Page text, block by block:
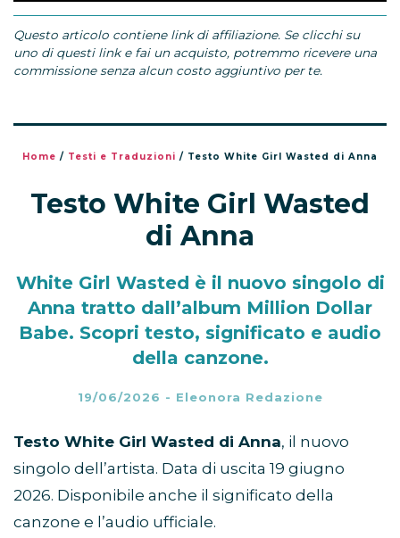
Questo articolo contiene link di affiliazione. Se clicchi su
uno di questi link e fai un acquisto, potremmo ricevere una
commissione senza alcun costo aggiuntivo per te.
Home / Testi e Traduzioni / Testo White Girl Wasted di Anna
Testo White Girl Wasted
di Anna
White Girl Wasted è il nuovo singolo di
Anna tratto dall’album Million Dollar
Babe. Scopri testo, significato e audio
della canzone.
19/06/2026 - Eleonora Redazione
Testo White Girl Wasted di Anna, il nuovo
singolo dell’artista. Data di uscita 19 giugno
2026. Disponibile anche il significato della
canzone e l’audio ufficiale.